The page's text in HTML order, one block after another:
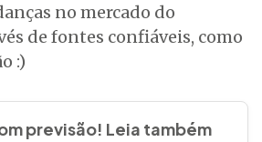
no mercado do
de fontes confiáveis, como
:)
previsão! Leia também